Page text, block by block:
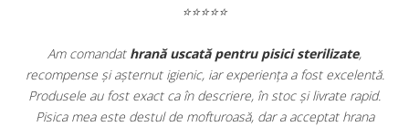
⭐⭐⭐⭐⭐
Apreciez foarte mult faptul că peehranaanimale.rogăsesc nu
doar hrană, ci și produse dinfarmacia veterinară:
antiparazitare, suplimente și soluții de îngrijire. Este foarte
comod să pot comanda tot ce am nevoie pentru animalul meu